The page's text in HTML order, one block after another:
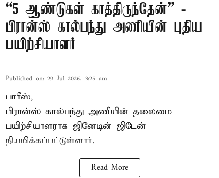
“5 ஆண்டுகள் காத்திருந்தேன்” -
பிரான்ஸ் கால்பந்து அணியின் புதிய
பயிற்சியாளர்
Published on: 29 Jul 2026, 3:25 am
பாரீஸ்,
பிரான்ஸ் கால்பந்து அணியின் தலைமை
பயிற்சியாளராக ஜினேடின் ஜிடேன்
நியமிக்கப்பட்டுள்ளார்.
Read More